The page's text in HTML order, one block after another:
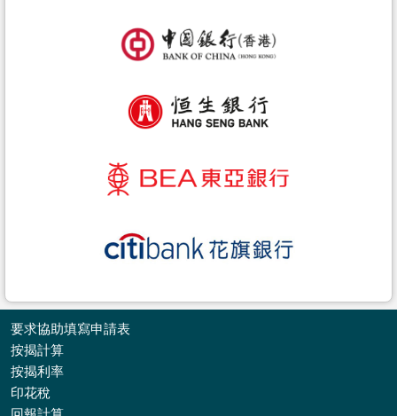
收
要求協助填寫申請表
按揭計算
按揭利率
印花稅